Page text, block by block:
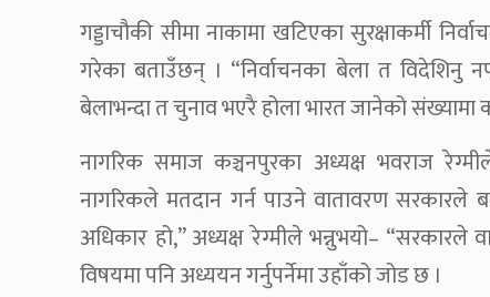
गड्डाचौकी सीमा नाकामा खटिएका सुरक्षाकर्मी
गरेका बताउँछन् । “निर्वाचनका बेला त विदेशिनु
बेलाभन्दा त चुनाव भएरै होला भारत जानेको
नागरिक समाज कञ्चनपुरका अध्यक्ष भवराज
नागरिकले मतदान गर्न पाउने वातावरण सरकारले
अधिकार हो,” अध्यक्ष रेग्मीले भन्नुभयो– “सरकारले
विषयमा पनि अध्ययन गर्नुपर्नेमा उहाँको जोड छ ।